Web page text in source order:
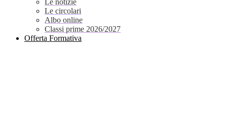
Le notizie
Le circolari
Albo online
Classi prime 2026/2027
Offerta Formativa